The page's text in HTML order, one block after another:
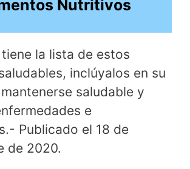
Nutritivos
la lista de estos
inclúyalos en su
saludable y
e
Publicado el 18 de
de 2020.